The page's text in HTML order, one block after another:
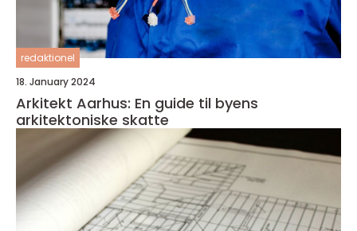
redaktionel
18. January 2024
Arkitekt Aarhus: En guide til byens
arkitektoniske skatte